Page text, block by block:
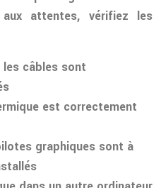
aux attentes, vérifiez les
câbles sont
est correctement
graphiques sont à